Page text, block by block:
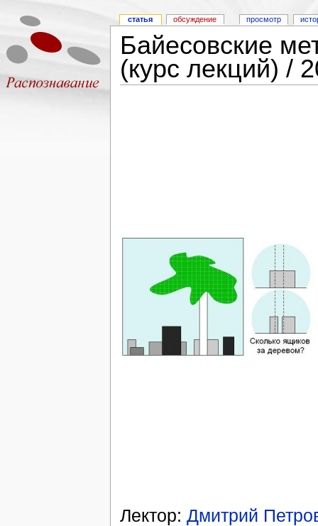
Байесовские
(курс лекций) /
Лектор: Дмитрий
статья обсуждение просмотр